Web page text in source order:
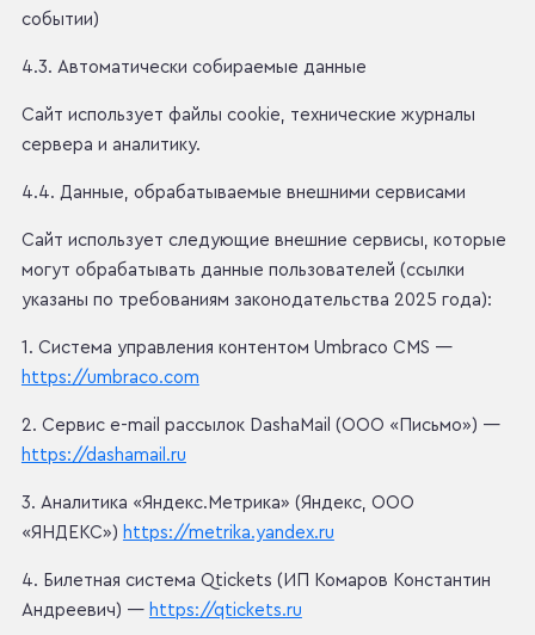
событии)
4.3. Автоматически собираемые данные
Сайт использует файлы cookie, технические журналы
сервера и аналитику.
4.4. Данные, обрабатываемые внешними сервисами
Сайт использует следующие внешние сервисы, которые
могут обрабатывать данные пользователей (ссылки
указаны по требованиям законодательства 2025 года):
1. Система управления контентом Umbraco CMS —
https://umbraco.com
2. Сервис e-mail рассылок DashaMail (ООО «Письмо») —
https://dashamail.ru
3. Аналитика «Яндекс.Метрика» (Яндекс, ООО
«ЯНДЕКС») https://metrika.yandex.ru
4. Билетная система Qtickets (ИП Комаров Константин
Андреевич) — https://qtickets.ru